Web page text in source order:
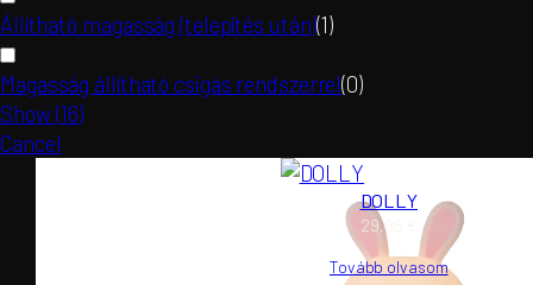
Állítható magasság (telepítés után)(1)
Magasság állítható csigás rendszerrel(0)
Show(16)
Cancel
DOLLY
29,95
Tovább olvasom